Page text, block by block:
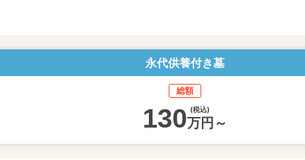
永代供養付き墓
総額
130万円～
(税込)